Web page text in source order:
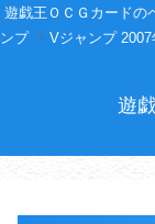
遊戯王ＯＣＧカードの
ンプ
Vジャンプ
遊